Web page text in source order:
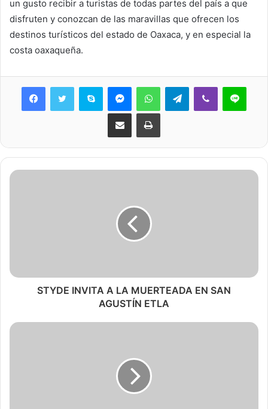
un gusto recibir a turistas de todas partes del país a que
disfruten y conozcan de las maravillas que ofrecen los
destinos turísticos del estado de Oaxaca, y en especial la
costa oaxaqueña.
Skype MessengerWhatsAppTelegramViber Line
Share via Email Print
STYDE INVITA A LA MUERTEADA EN SAN
AGUSTÍN ETLA